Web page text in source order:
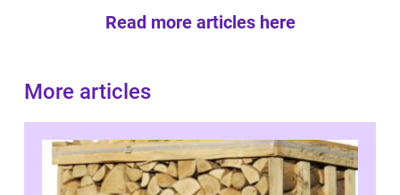
Read more articles here
More articles